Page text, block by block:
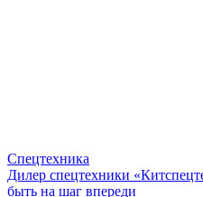
Спецтехника
Дилер спецтехники
быть на шаг впереди